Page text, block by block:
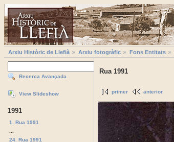
Arxiu Històric de Llefià Arxiu fotogràfic Fons Entitats
Recerca Avançada
View Slideshow
1991
1. Rua 1991
24. Rua 1991
Rua 1991
primer anterior